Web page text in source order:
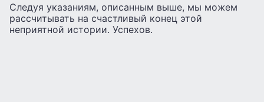
Следуя указаниям, описанным выше, мы можем
рассчитывать на счастливый конец этой
неприятной истории. Успехов.